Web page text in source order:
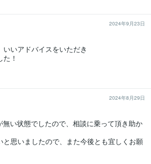
2024年9月23日
いアドバイスをいただき
！
2024年8月29日
い状態でしたので、相談に乗って頂き助か
と思いましたので、また今後とも宜しくお願